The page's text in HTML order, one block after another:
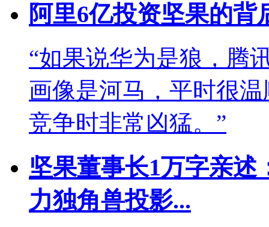
阿里6亿投资坚果的
“如果说华为是狼，腾
画像是河马，平时很
竞争时非常凶猛。”
坚果董事长1万字亲
力独角兽投影...